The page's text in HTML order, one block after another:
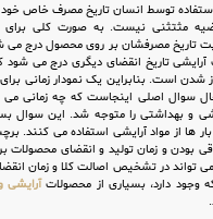
توسط انسان تاریخ مصرف خاص خود
مثتثنی نیست. به صورت کلی برای
تاریخ مصرفشان بر روی محصول درج می
آرایشی تاریخ انقضای دیگری درج می شود
شدن است. بنابراین یک نمودار زمانی
سوال اصلی اینجاست که چه زمانی می
و بهداشتی را متوجه شد. این سوال
بار ها از مواد آرایشی استفاده می کنند.
و زمان تولید و انقضای محصولات
در تشخیص اصالت کلا و زمان
وجود دارد، بسیاری از محصولاتآرایشی